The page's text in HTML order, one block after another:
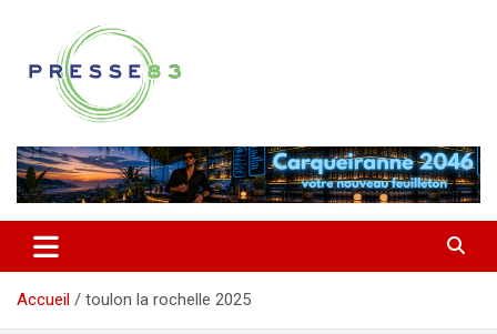
contenu
Presse 83
Accueil toulon la rochelle 2025